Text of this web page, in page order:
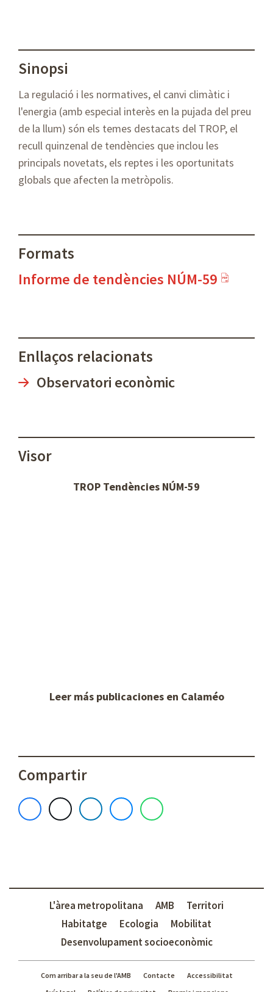
Sinopsi
La regulació i les normatives, el canvi climàtic i
l'energia (amb especial interès en la pujada del preu
de la llum) són els temes destacats del TROP, el
recull quinzenal de tendències que inclou les
principals novetats, els reptes i les oportunitats
globals que afecten la metròpolis.
Formats
Informe de tendències NÚM-59
Enllaços relacionats
Observatori econòmic
Visor
TROP Tendències NÚM-59
Leer más publicaciones en Calaméo
Compartir
L'àrea metropolitana AMB
Territori
Habitatge
Ecologia
Mobilitat
Desenvolupament socioeconòmic
Com arribar a la seu de l'AMB Contacte
Accessibilitat